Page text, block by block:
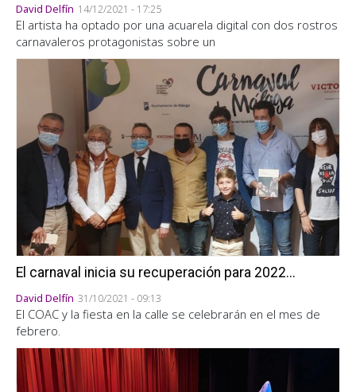
David Delfín 14/12/2021 - 17:25
El artista ha optado por una acuarela digital con dos rostros
carnavaleros protagonistas sobre un
El carnaval inicia su recuperación para 2022...
David Delfín 31/10/2021 - 09:13
El COAC y la fiesta en la calle se celebrarán en el mes de
febrero.